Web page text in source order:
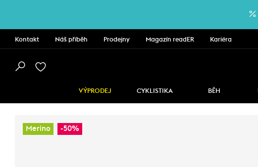
Kontakt Náš příběh Prodejny Magazín readER Kariéra
VÝPRODEJ CYKLISTIKA BĚH
Merino -50%